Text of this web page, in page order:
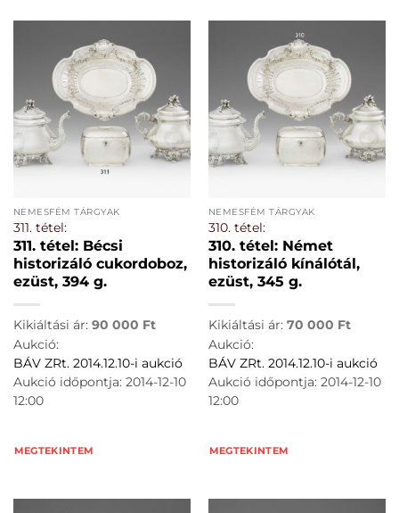
NEMESFÉM TÁRGYAK
311. tétel:
311. tétel: Bécsi
historizáló cukordoboz,
ezüst, 394 g.
Kikiáltási ár: 90 000 Ft
Aukció:
BÁV ZRt. 2014.12.10-i aukció
Aukció időpontja: 2014-12-10
12:00
MEGTEKINTEM
NEMESFÉM TÁRGYAK
310. tétel:
310. tétel: Német
historizáló kínálótál,
ezüst, 345 g.
Kikiáltási ár: 70 000 Ft
Aukció:
BÁV ZRt. 2014.12.10-i aukció
Aukció időpontja: 2014-12-10
12:00
MEGTEKINTEM